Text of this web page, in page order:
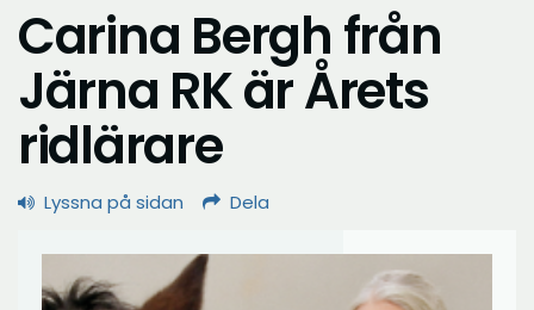
Carina Bergh från
Järna RK är Årets
ridlärare
Lyssna på sidan Dela